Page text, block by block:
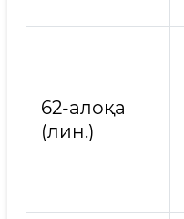
62-алоқа
(лин.)